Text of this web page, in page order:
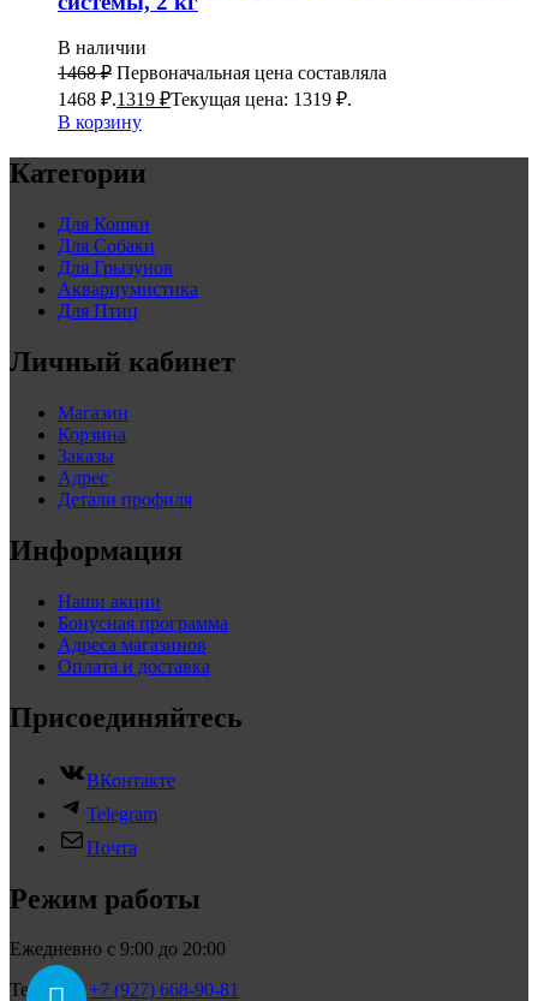
В наличии
1468₽ Первоначальная цена составляла
1468 ₽.1319 ₽Текущая цена: 1319 ₽.
В корзину
Категории
Для Кошки
Для Собаки
Для Грызунов
Аквариумистика
Для Птиц
Личный кабинет
Магазин
Корзина
Заказы
Адрес
Детали профиля
Информация
Наши акции
Бонусная программа
Адреса магазинов
Оплата и доставка
Присоединяйтесь
ВКонтакте
Telegram
Почта
Режим работы
Ежедневно с 9:00 до 20:00
Телефон:+7 (927) 668-90-81